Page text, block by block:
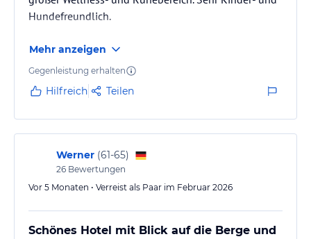
Hundefreundlich.
Mehr anzeigen
Gegenleistung erhalten
Hilfreich Teilen
Werner (61-65)
26 Bewertungen
Vor 5 Monaten • Verreist als Paar im Februar 2026
Schönes Hotel mit Blick auf die Berge und